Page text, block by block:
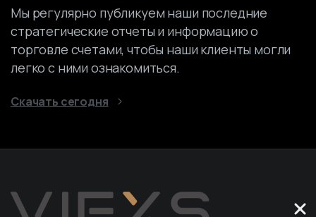
Мы регулярно публикуем наши последние
стратегические отчеты и информацию о
торговле счетами, чтобы наши клиенты могли
легко с ними ознакомиться.
Скачать сегодня